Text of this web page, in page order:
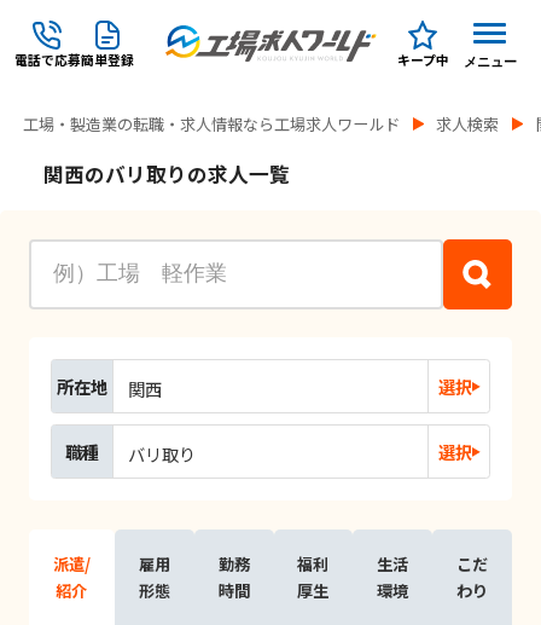
電話で応募簡単登録 キープ中 メニュー
工場・製造業の転職・求人情報なら工場求人ワールド 求人検索
関西のバリ取りの求人一覧
所在地 関西 選択
職種 バリ取り 選択
派遣/
紹介
雇用
形態
勤務
時間
福利
厚生
生活
環境
こだ
わり